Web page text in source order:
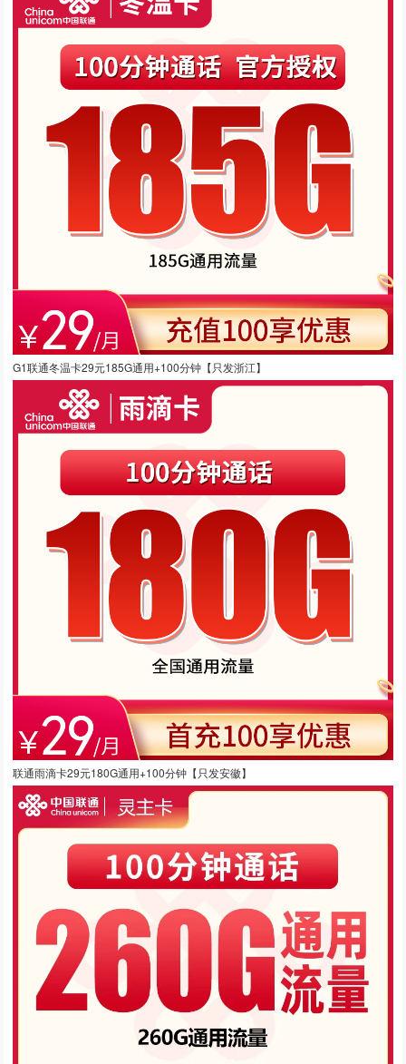
G1联通冬温卡29元185G通用+100分钟【只发浙江】
联通雨滴卡29元180G通用+100分钟【只发安徽】